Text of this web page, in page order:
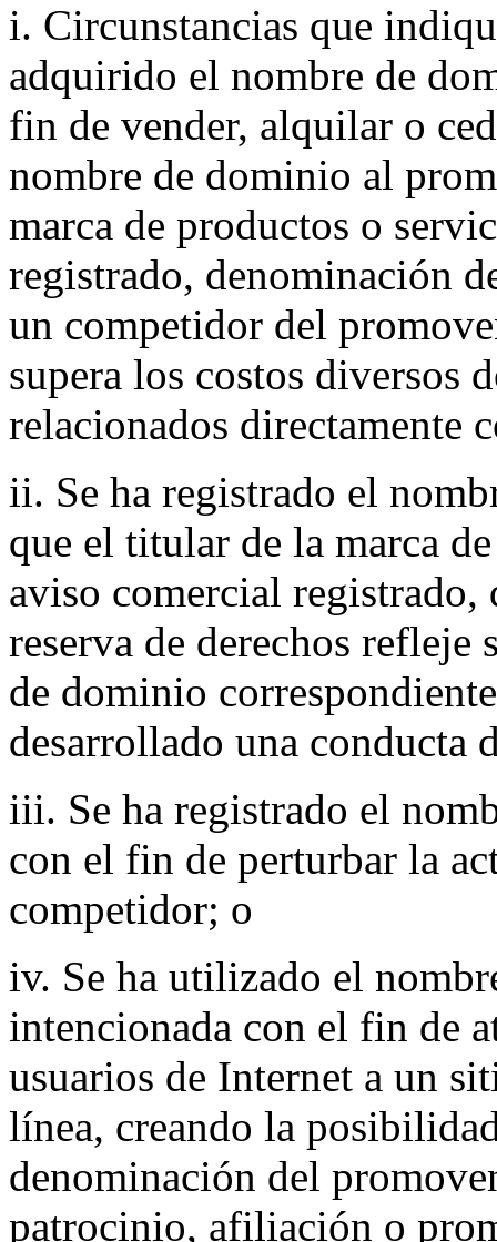
i. Circunstancias que
adquirido el nombre de
fin de vender, alquilar o
nombre de dominio al
marca de productos o
registrado, denominación
un competidor del
supera los costos diversos
relacionados directamente
ii. Se ha registrado el
que el titular de la marca
aviso comercial
reserva de derechos
de dominio
desarrollado una conducta
iii. Se ha registrado el
con el fin de perturbar la
competidor; o
iv. Se ha utilizado el
intencionada con el fin de
usuarios de Internet a un
línea, creando la
denominación del
patrocinio, afiliación o